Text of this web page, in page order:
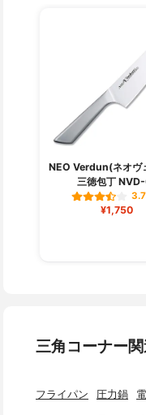
NEO Verdun(ネオヴ
三徳包丁
¥1,750
三角コーナー
フライパン 圧力鍋